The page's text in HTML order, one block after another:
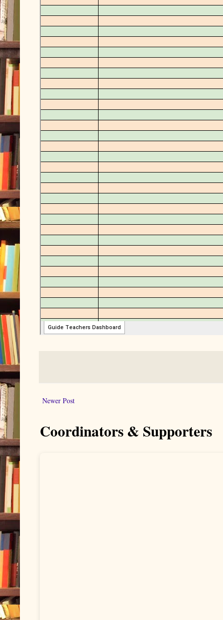
Newer Post
Coordinators & Supporters